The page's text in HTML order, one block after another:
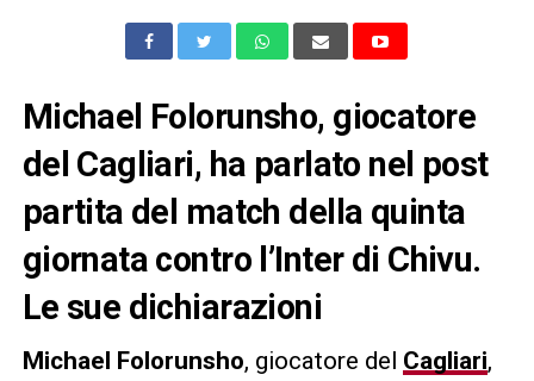
Michael Folorunsho, giocatore
del Cagliari, ha parlato nel post
partita del match della quinta
giornata contro l’Inter di Chivu.
Le sue dichiarazioni
Michael Folorunsho, giocatore del Cagliari,